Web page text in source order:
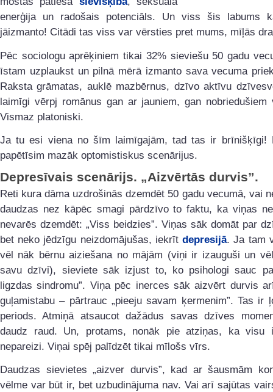
enerģija un radošais potenciāls. Un viss šis labums
jāizmanto! Citādi tas viss var vērsties pret mums, mīļās
Pēc sociologu aprēķiniem tikai 32% sieviešu 50 gadu
īstam uzplaukst un pilnā mērā izmanto sava vecuma
Raksta grāmatas, auklē mazbērnus, dzīvo aktīvu
laimīgi vērpj romānus gan ar jauniem, gan nobriedušiem
Vismaz platoniski.
Ja tu esi viena no šīm laimīgajām, tad tas ir brīnišķīgi!
papētīsim mazāk optomistiskus scenārijus.
Depresīvais scenārijs. „Aizvērtās durvis”.
Reti kura dāma uzdrošinās dzemdēt 50 gadu vecumā, vai
daudzas nez kāpēc smagi pārdzīvo to faktu, ka viņas
nevarēs dzemdēt: „Viss beidzies”. Viņas sāk domāt par
bet neko jēdzīgu neizdomājušas, iekrītdepresijā. Ja tam
vēl nāk bērnu aiziešana no mājām (viņi ir izauguši un
savu dzīvi), sieviete sāk izjust to, ko psihologi sauc
ligzdas sindromu”. Viņa pēc inerces sāk aizvērt durvis
guļamistabu – pārtrauc „pieeju savam ķermenim”. Tas ir
periods. Atmiņā atsaucot dažādus savas dzīves
daudz raud. Un, protams, nonāk pie atziņas, ka visu
nepareizi. Viņai spēj palīdzēt tikai mīlošs vīrs.
Daudzas sievietes „aizver durvis”, kad ar šausmām
vēlme var būt ir, bet uzbudinājuma nav. Vai arī sajūtas